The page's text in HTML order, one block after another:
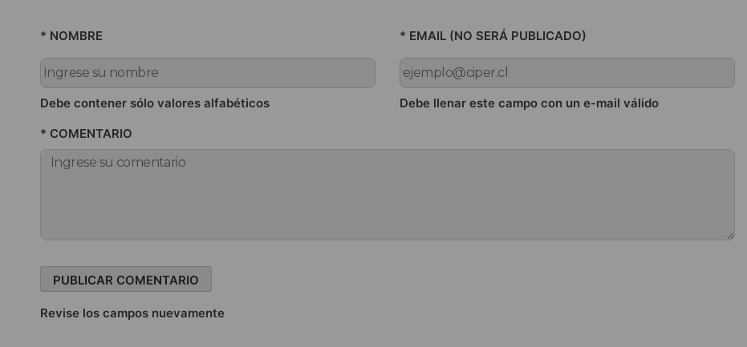
* NOMBRE
Debe contener sólo valores alfabéticos
* EMAIL (NO SERÁ PUBLICADO)
Debe llenar este campo con un e-mail válido
* COMENTARIO
Revise los campos nuevamente